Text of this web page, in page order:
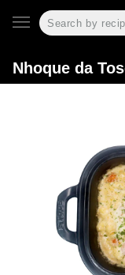
Nhoque da